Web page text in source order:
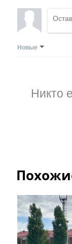
Новые
Никто